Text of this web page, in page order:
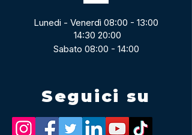
Lunedi - Venerdì 08:00 - 13:00
14:30 20:00
Sabato 08:00 - 14:00
Seguici su